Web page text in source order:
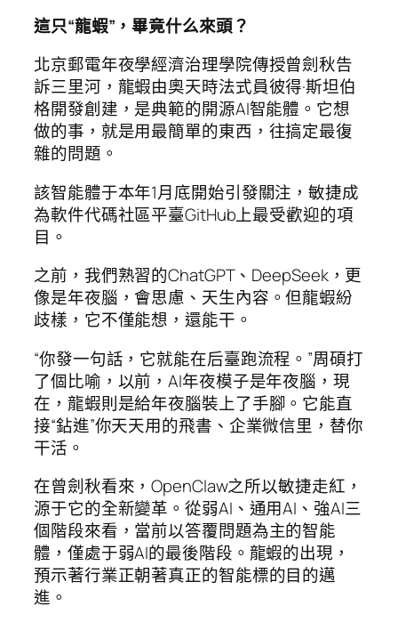
這只“龍蝦”，畢竟什么來頭？
北京郵電年夜學經濟治理學院傳授曾劍秋告
訴三里河，龍蝦由奧天時法式員彼得·斯坦伯
格開發創建，是典範的開源AI智能體。它想
做的事，就是用最簡單的東西，往搞定最復
雜的問題。
該智能體于本年1月底開始引發關注，敏捷成
為軟件代碼社區平臺GitHub上最受歡迎的項
目。
之前，我們熟習的ChatGPT、DeepSeek，更
像是年夜腦，會思慮、天生內容。但龍蝦紛
歧樣，它不僅能想，還能干。
“你發一句話，它就能在后臺跑流程。”周碩打
了個比喻，以前，AI年夜模子是年夜腦，現
在，龍蝦則是給年夜腦裝上了手腳。它能直
接“鉆進”你天天用的飛書、企業微信里，替你
干活。
在曾劍秋看來，OpenClaw之所以敏捷走紅，
源于它的全新變革。從弱AI、通用AI、強AI三
個階段來看，當前以答覆問題為主的智能
體，僅處于弱AI的最後階段。龍蝦的出現，
預示著行業正朝著真正的智能標的目的邁
進。